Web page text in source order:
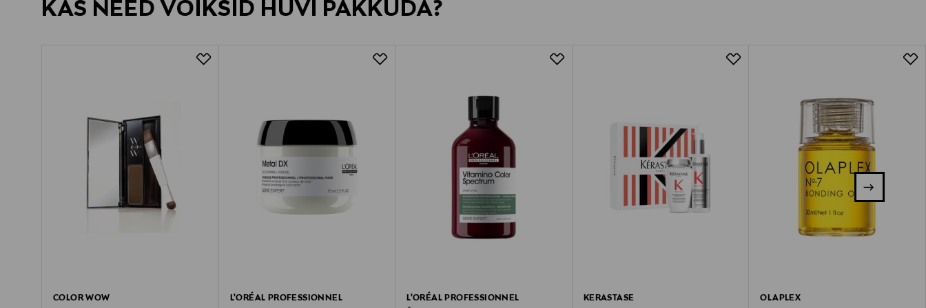
KAS NEED VÕIKSID HUVI PAKKUDA?
COLOR WOW
L'ORÉAL PROFESSIONNEL
L'ORÉAL PROFESSIONNEL
KERASTASE
OLAPLEX